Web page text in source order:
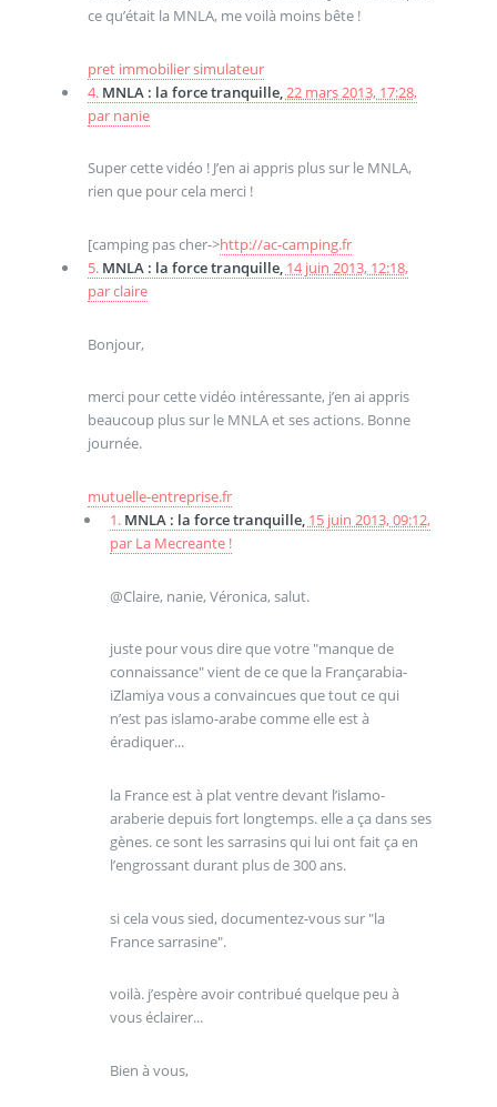
ce qu’était la MNLA, me voilà moins bête !
pret immobilier simulateur
4. MNLA : la force tranquille,22 mars 2013, 17:28,
par nanie
Super cette vidéo ! J’en ai appris plus sur le MNLA,
rien que pour cela merci !
[camping pas cher->http://ac-camping.fr
5. MNLA : la force tranquille, 14 juin 2013, 12:18,
parclaire
Bonjour,
merci pour cette vidéo intéressante, j’en ai appris
beaucoup plus sur le MNLA et ses actions. Bonne
journée.
mutuelle-entreprise.fr
1. MNLA : la force tranquille, 15 juin 2013, 09:12,
par La Mecreante !
@Claire, nanie, Véronica, salut.
juste pour vous dire que votre "manque de
connaissance" vient de ce que la Françarabia-
iZlamiya vous a convaincues que tout ce qui
n’est pas islamo-arabe comme elle est à
éradiquer...
la France est à plat ventre devant l’islamo-
araberie depuis fort longtemps. elle a ça dans ses
gènes. ce sont les sarrasins qui lui ont fait ça en
l’engrossant durant plus de 300 ans.
si cela vous sied, documentez-vous sur "la
France sarrasine".
voilà. j’espère avoir contribué quelque peu à
vous éclairer...
Bien à vous,